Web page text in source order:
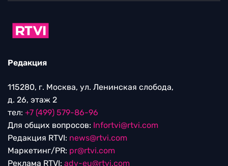
Редакция
115280, г. Москва, ул. Ленинская слобода,
д. 26, этаж 2
тел: +7 (499) 579-86-96
Для общих вопросов: Infortvi@rtvi.com
Редакция RTVI: news@rtvi.com
Маркетинг/PR: pr@rtvi.com
Реклама RTVI: adv-eu@rtvi.com